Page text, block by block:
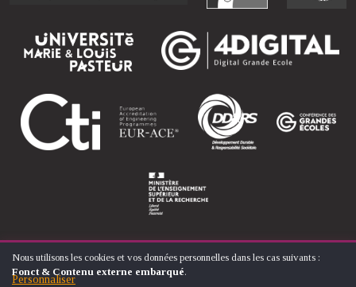
© ÉCOLE NATIONALE SUPÉRIEURE D'ARTS ET MÉTIERS
UTILISATION
DES
Nous utilisons les cookies et vos données personnelles dans les cas suivants :
Fonct & Contenu externe embarqué.
Personnaliser